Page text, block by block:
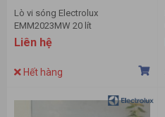
Lò vi sóng Electrolux
EMM2023MW 20 lít
Liên hệ
Hết hàng